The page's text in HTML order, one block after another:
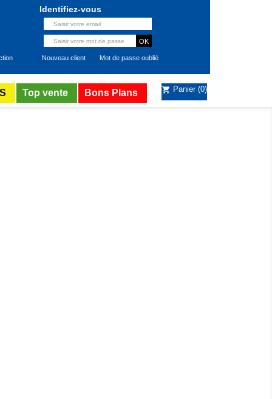
Identifiez-vous
Nouveau client Mot de passe oublié
shopping_cart Panier (0)
Top vente Bons Plans